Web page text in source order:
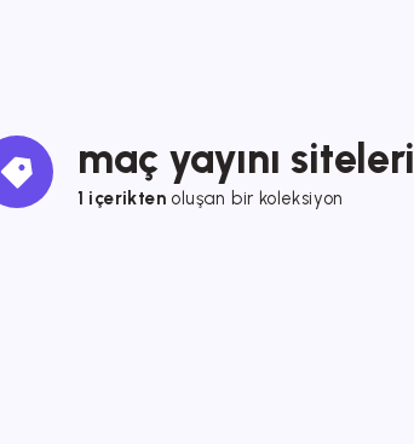
maç yayını siteleri
1 içeriktenoluşan bir koleksiyon